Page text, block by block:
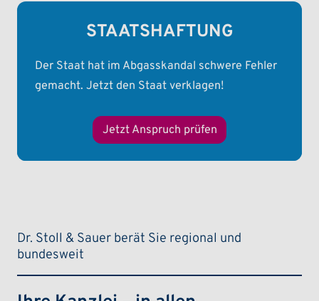
STAATSHAFTUNG
Der Staat hat im Abgasskandal schwere Fehler
gemacht. Jetzt den Staat verklagen!
Jetzt Anspruch prüfen
Dr. Stoll & Sauer berät Sie regional und
bundesweit